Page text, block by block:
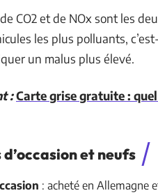
CO2 et de NOx sont les
les plus polluants,
un malus plus élevé.
:Carte grise gratuite :
et neufs
: acheté en Allemagne